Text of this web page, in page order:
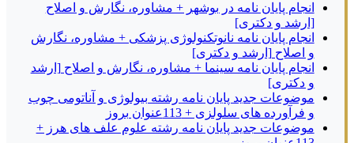
انجام پایان نامه در بوشهر + مشاوره، نگارش و اصلاح
[ارشد و دکتری]
انجام پایان نامه نانوتکنولوژی پزشکی + مشاوره، نگارش
و اصلاح [ارشد و دکتری]
انجام پایان نامه سینما + مشاوره، نگارش و اصلاح [ارشد
و دکتری]
موضوعات جدید پایان نامه رشته بیولوژی و آناتومی چوب
و فرآورده های سلولزی + 113عنوان بروز
موضوعات جدید پایان نامه رشته علوم علف های هرز +